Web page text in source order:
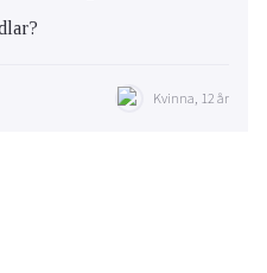
Kvinna, 12 år